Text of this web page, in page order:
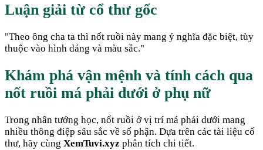
Luận giải từ cổ thư gốc
"Theo ông cha ta thì nốt ruồi này mang ý nghĩa đặc biệt, tùy
thuộc vào hình dáng và màu sắc."
Khám phá vận mệnh và tính cách qua
nốt ruồi má phải dưới ở phụ nữ
Trong nhân tướng học, nốt ruồi ở vị trí má phải dưới mang
nhiều thông điệp sâu sắc về số phận. Dựa trên các tài liệu cổ
thư, hãy cùng XemTuvi.xyz phân tích chi tiết.